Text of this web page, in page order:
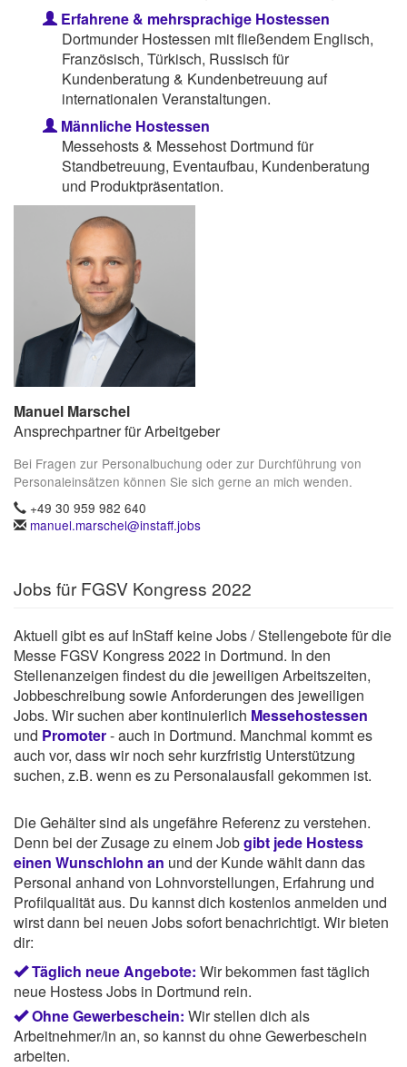
Erfahrene & mehrsprachige Hostessen
Dortmunder Hostessen mit fließendem Englisch,
Französisch, Türkisch, Russisch für
Kundenberatung & Kundenbetreuung auf
internationalen Veranstaltungen.
Männliche Hostessen
Messehosts & Messehost Dortmund für
Standbetreuung, Eventaufbau, Kundenberatung
und Produktpräsentation.
Manuel Marschel
Ansprechpartner für Arbeitgeber
Bei Fragen zur Personalbuchung oder zur Durchführung von
Personaleinsätzen können Sie sich gerne an mich wenden.
+49 30 959 982 640
manuel.marschel@instaff.jobs
Jobs für FGSV Kongress 2022
Aktuell gibt es auf InStaff keine Jobs / Stellengebote für die
Messe FGSV Kongress 2022 in Dortmund. In den
Stellenanzeigen findest du die jeweiligen Arbeitszeiten,
Jobbeschreibung sowie Anforderungen des jeweiligen
Jobs. Wir suchen aber kontinuierlich Messehostessen
und Promoter- auch in Dortmund. Manchmal kommt es
auch vor, dass wir noch sehr kurzfristig Unterstützung
suchen, z.B. wenn es zu Personalausfall gekommen ist.
Die Gehälter sind als ungefähre Referenz zu verstehen.
Denn bei der Zusage zu einem Jobgibt jede Hostess
einen Wunschlohn an und der Kunde wählt dann das
Personal anhand von Lohnvorstellungen, Erfahrung und
Profilqualität aus. Du kannst dich kostenlos anmelden und
wirst dann bei neuen Jobs sofort benachrichtigt. Wir bieten
dir:
Täglich neue Angebote: Wir bekommen fast täglich
neue Hostess Jobs in Dortmund rein.
Ohne Gewerbeschein: Wir stellen dich als
Arbeitnehmer/in an, so kannst du ohne Gewerbeschein
arbeiten.